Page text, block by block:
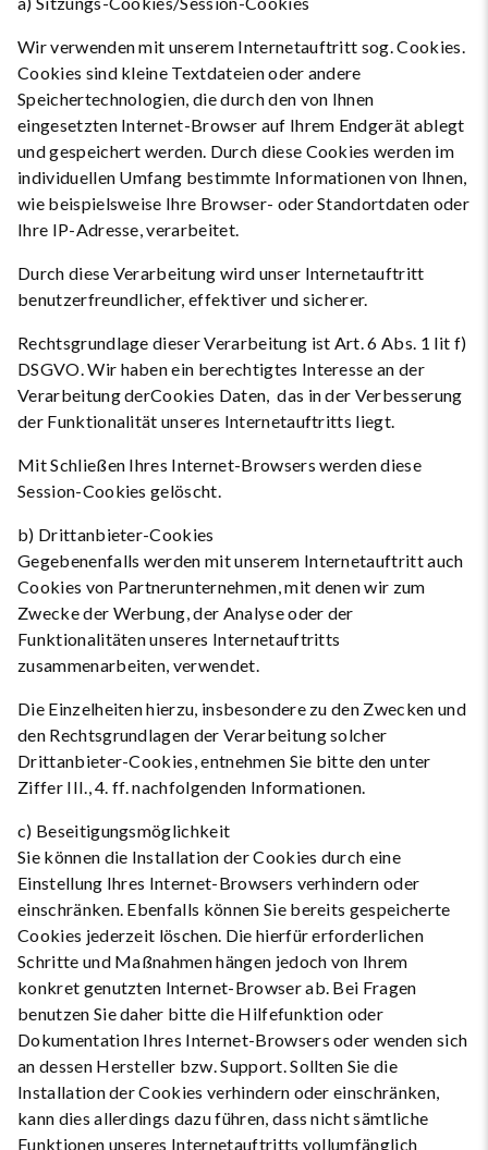
Wir verwenden mit unserem Internetauftritt sog. Cookies.
Cookies sind kleine Textdateien oder andere
Speichertechnologien, die durch den von Ihnen
eingesetzten Internet-Browser auf Ihrem Endgerät ablegt
und gespeichert werden. Durch diese Cookies werden im
individuellen Umfang bestimmte Informationen von Ihnen,
wie beispielsweise Ihre Browser- oder Standortdaten oder
Ihre IP-Adresse, verarbeitet.
Durch diese Verarbeitung wird unser Internetauftritt
benutzerfreundlicher, effektiver und sicherer.
Rechtsgrundlage dieser Verarbeitung ist Art. 6 Abs. 1 lit f)
DSGVO. Wir haben ein berechtigtes Interesse an der
Verarbeitung derCookies Daten, das in der Verbesserung
der Funktionalität unseres Internetauftritts liegt.
Mit Schließen Ihres Internet-Browsers werden diese
Session-Cookies gelöscht.
b) Drittanbieter-Cookies
Gegebenenfalls werden mit unserem Internetauftritt auch
Cookies von Partnerunternehmen, mit denen wir zum
Zwecke der Werbung, der Analyse oder der
Funktionalitäten unseres Internetauftritts
zusammenarbeiten, verwendet.
Die Einzelheiten hierzu, insbesondere zu den Zwecken und
den Rechtsgrundlagen der Verarbeitung solcher
Drittanbieter-Cookies, entnehmen Sie bitte den unter
Ziffer III., 4. ff. nachfolgenden Informationen.
c) Beseitigungsmöglichkeit
Sie können die Installation der Cookies durch eine
Einstellung Ihres Internet-Browsers verhindern oder
einschränken. Ebenfalls können Sie bereits gespeicherte
Cookies jederzeit löschen. Die hierfür erforderlichen
Schritte und Maßnahmen hängen jedoch von Ihrem
konkret genutzten Internet-Browser ab. Bei Fragen
benutzen Sie daher bitte die Hilfefunktion oder
Dokumentation Ihres Internet-Browsers oder wenden sich
an dessen Hersteller bzw. Support. Sollten Sie die
Installation der Cookies verhindern oder einschränken,
kann dies allerdings dazu führen, dass nicht sämtliche
Funktionen unseres Internetauftritts vollumfänglich